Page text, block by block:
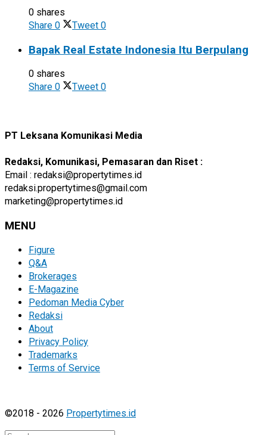
0 shares
Share 0 Tweet 0
Bapak Real Estate Indonesia Itu Berpulang
0 shares
Share 0 Tweet 0
PT Leksana Komunikasi Media
Redaksi, Komunikasi, Pemasaran dan Riset :
Email : redaksi@propertytimes.id
redaksi.propertytimes@gmail.com
marketing@propertytimes.id
MENU
Figure
Q&A
Brokerages
E-Magazine
Pedoman Media Cyber
Redaksi
About
Privacy Policy
Trademarks
Terms of Service
©2018 - 2026 Propertytimes.id